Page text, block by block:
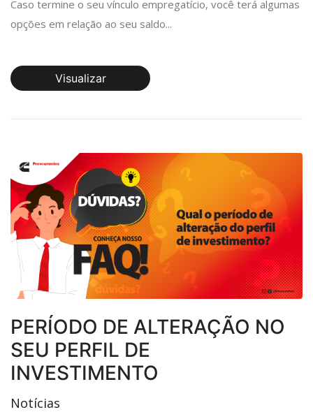
Caso termine o seu vínculo empregatício, você terá algumas
opções em relação ao seu saldo...
Visualizar
PERÍODO DE ALTERAÇÃO NO
SEU PERFIL DE
INVESTIMENTO
Notícias